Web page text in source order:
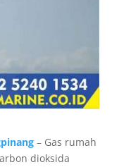
– Gas rumah
dioksida